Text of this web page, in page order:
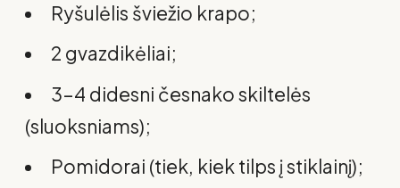
Ryšulėlis šviežio krapo;
2 gvazdikėliai;
3–4 didesni česnako skiltelės
(sluoksniams);
Pomidorai (tiek, kiek tilps į stiklainį);